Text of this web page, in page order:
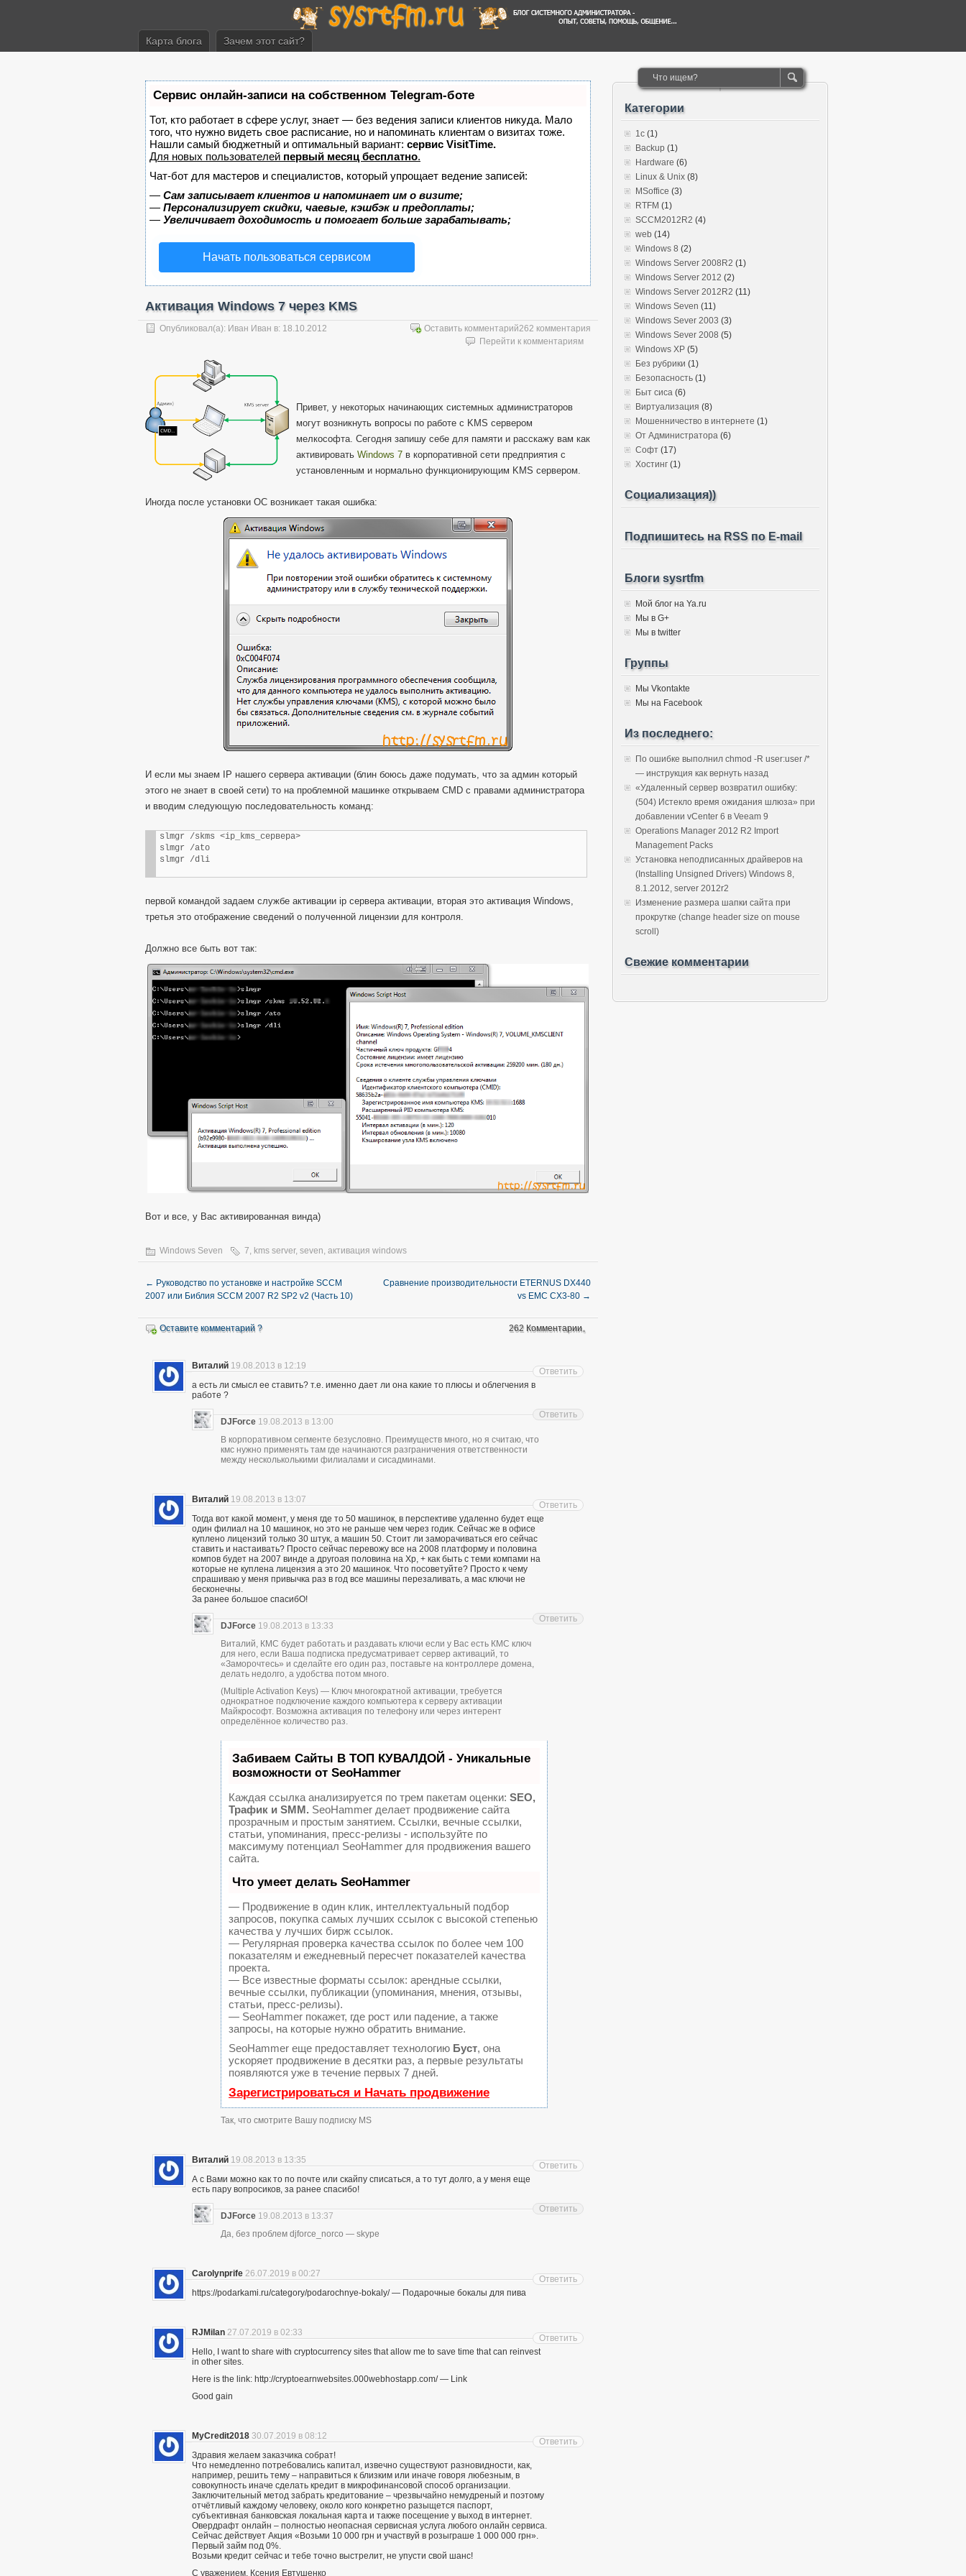
Карта блога Зачем этот сайт?
Сервис онлайн-записи на собственном Telegram-боте
Тот, кто работает в сфере услуг, знает — без ведения записи клиентов никуда. Мало
того, что нужно видеть свое расписание, но и напоминать клиентам о визитах тоже.
Нашли самый бюджетный и оптимальный вариант: сервис VisitTime.
Для новых пользователей первый месяц бесплатно.
Чат-бот для мастеров и специалистов, который упрощает ведение записей:
— Сам записывает клиентов и напоминает им о визите;
— Персонализирует скидки, чаевые, кэшбэк и предоплаты;
— Увеличивает доходимость и помогает больше зарабатывать;
Начать пользоваться сервисом
Активация Windows 7 через KMS
Опубликовал(а): Иван Иван в: 18.10.2012 Оставить комментарий262 комментария
Перейти к комментариям
Привет, у некоторых начинающих системных администраторов
могут возникнуть вопросы по работе с KMS сервером
мелкософта. Сегодня запишу себе для памяти и расскажу вам как
активировать Windows 7 в корпоративной сети предприятия с
установленным и нормально функционирующим KMS сервером.
Иногда после установки ОС возникает такая ошибка:
И если мы знаем IP нашего сервера активации (блин боюсь даже подумать, что за админ который
этого не знает в своей сети) то на проблемной машинке открываем CMD с правами администратора
и вводим следующую последовательность команд:
slmgr /skms <ip_kms_сервера>
slmgr /ato
slmgr /dli
первой командой задаем службе активации ip сервера активации, вторая это активация Windows,
третья это отображение сведений о полученной лицензии для контроля.
Должно все быть вот так:
Вот и все, у Вас активированная винда)
Windows Seven 7 kms server, seven активация windows
← Руководство по установке и настройке SCCM
2007 или Библия SCCM 2007 R2 SP2 v2 (Часть 10)
Сравнение производительности ETERNUS DX440
vs EMC CX3-80 →
Оставите комментарий ? 262 Комментарии。
Виталий 19.08.2013 в 12:19
а есть ли смысл ее ставить? т.е. именно дает ли она какие то плюсы и облегчения в
работе ?
Ответить
DJForce 19.08.2013 в 13:00
В корпоративном сегменте безусловно. Преимуществ много, но я считаю, что
кмс нужно применять там где начинаются разграничения ответственности
между нескольколькими филиалами и сисадминами.
Ответить
Виталий 19.08.2013 в 13:07
Тогда вот какой момент, у меня где то 50 машинок, в перспективе удаленно будет еще
один филиал на 10 машинок, но это не раньше чем через годик. Сейчас же в офисе
куплено лицензий только 30 штук, а машин 50. Стоит ли заморачиваться его сейчас
ставить и настаивать? Просто сейчас перевожу все на 2008 платформу и половина
компов будет на 2007 винде а другоая половина на Xp, + как быть с теми компами на
которые не куплена лицензия а это 20 машинок. Что посоветуйте? Просто к чему
спрашиваю у меня привычка раз в год все машины перезаливать, а мас ключи не
бесконечны.
За ранее большое спасибО!
Ответить
DJForce 19.08.2013 в 13:33
Виталий, КМС будет работать и раздавать ключи если у Вас есть КМС ключ
для него, если Ваша подписка предусматривает сервер активаций, то
«Заморочтесь» и сделайте его один раз, поставьте на контроллере домена,
делать недолго, а удобства потом много.
(Multiple Activation Keys) — Ключ многократной активации, требуется
однократное подключение каждого компьютера к серверу активации
Майкрософт. Возможна активация по телефону или через интерент
определённое количество раз.
Забиваем Сайты В ТОП КУВАЛДОЙ - Уникальные
возможности от SeoHammer
Каждая ссылка анализируется по трем пакетам оценки: SEO,
Трафик и SMM. SeoHammer делает продвижение сайта
прозрачным и простым занятием. Ссылки, вечные ссылки,
статьи, упоминания, пресс-релизы - используйте по
максимуму потенциал SeoHammer для продвижения вашего
сайта.
Что умеет делать SeoHammer
— Продвижение в один клик, интеллектуальный подбор
запросов, покупка самых лучших ссылок с высокой степенью
качества у лучших бирж ссылок.
— Регулярная проверка качества ссылок по более чем 100
показателям и ежедневный пересчет показателей качества
проекта.
— Все известные форматы ссылок: арендные ссылки,
вечные ссылки, публикации (упоминания, мнения, отзывы,
статьи, пресс-релизы).
— SeoHammer покажет, где рост или падение, а также
запросы, на которые нужно обратить внимание.
SeoHammer еще предоставляет технологию Буст, она
ускоряет продвижение в десятки раз, а первые результаты
появляются уже в течение первых 7 дней.
Зарегистрироваться и Начать продвижение
Так, что смотрите Вашу подписку MS
Ответить
Виталий 19.08.2013 в 13:35
А с Вами можно как то по почте или скайпу списаться, а то тут долго, а у меня еще
есть пару вопросиков, за ранее спасибо!
Ответить
DJForce 19.08.2013 в 13:37
Да, без проблем djforce_norco — skype
Ответить
Carolynprife 26.07.2019 в 00:27
https://podarkami.ru/category/podarochnye-bokaly/ — Подарочные бокалы для пива
Ответить
RJMilan 27.07.2019 в 02:33
Hello, I want to share with cryptocurrency sites that allow me to save time that can reinvest
in other sites.
Here is the link: http://cryptoearnwebsites.000webhostapp.com/ — Link
Good gain
Ответить
MyCredit2018 30.07.2019 в 08:12
Здравия желаем заказчика собрат!
Что немедленно потребовались капитал, извечно существуют разновидности, как,
например, решить тему – направиться к близким или иначе говоря любезным, в
совокупность иначе сделать кредит в микрофинансовой способ организации.
Заключительный метод забрать кредитование – чрезвычайно немудреный и поэтому
отчётливый каждому человеку, около кого конкретно разыщется паспорт,
субъективная банковская локальная карта и также посещение у выход в интернет.
Овердрафт онлайн – полностью неопасная сервисная услуга любого онлайн сервиса.
Сейчас действует Акция «Возьми 10 000 грн и участвуй в розыграше 1 000 000 грн».
Первый займ под 0%.
Возьми кредит сейчас и тебе точно выстрелит, не упусти свой шанс!
С уважением, Ксения Евтушенко
Ответить
Категории
1c (1)
Backup (1)
Hardware (6)
Linux & Unix (8)
MSoffice (3)
RTFM (1)
SCCM2012R2 (4)
web (14)
Windows 8 (2)
Windows Server 2008R2 (1)
Windows Server 2012 (2)
Windows Server 2012R2 (11)
Windows Seven (11)
Windows Sever 2003 (3)
Windows Sever 2008 (5)
Windows XP (5)
Без рубрики (1)
Безопасность (1)
Быт сиса (6)
Виртуализация (8)
Мошенничество в интернете (1)
От Администратора (6)
Софт (17)
Хостинг (1)
Социализация))
Подпишитесь на RSS по E-mail
Блоги sysrtfm
Мой блог на Ya.ru
Мы в G+
Мы в twitter
Группы
Мы Vkontakte
Мы на Facebook
Из последнего:
По ошибке выполнил chmod -R user:user /*
— инструкция как вернуть назад
«Удаленный сервер возвратил ошибку:
(504) Истекло время ожидания шлюза» при
добавлении vCenter 6 в Veeam 9
Operations Manager 2012 R2 Import
Management Packs
Установка неподписанных драйверов на
(Installing Unsigned Drivers) Windows 8,
8.1.2012, server 2012r2
Изменение размера шапки сайта при
прокрутке (change header size on mouse
scroll)
Свежие комментарии